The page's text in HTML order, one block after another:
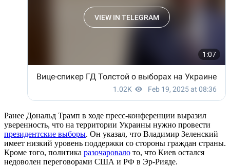
Ранее Дональд Трамп в ходе пресс-конференции выразил
уверенность, что на территории Украины нужно провести
президентские выборы. Он указал, что Владимир Зеленский
имеет низкий уровень поддержки со стороны граждан страны.
Кроме того, политика разочаровало то, что Киев остался
недоволен переговорами США и РФ в Эр-Рияде.